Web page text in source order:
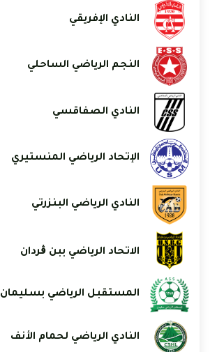
النادي الإفريقي
النجم الرياضي الساحلي
النادي الصفاقسي
الإتحاد الرياضي المنستيري
النادي الرياضي البنزرتي
الاتحاد الرياضي ببن ڨردان
المستقبل الرياضي بسليمان
النادي الرياضي لحمام الأنف